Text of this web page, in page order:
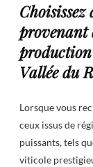
Choisissez
provenant
Vallée du
Lorsque vous
ceux issus de
puissants, tels
viticole